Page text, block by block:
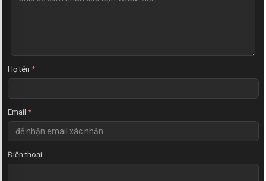
Họ tên *
Email *
Điện thoại